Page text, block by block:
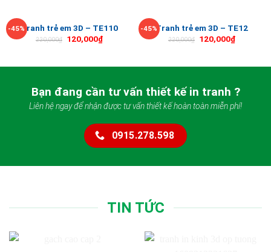
-45%Tranh trẻ em 3D – TE110
220,000₫ 120,000₫
-45%Tranh trẻ em 3D – TE12
220,000₫ 120,000₫
Bạn đang cần tư vấn thiết kế in tranh ?
Liên hệ ngay để nhận được tư vấn thiết kế hoàn toàn miễn phí!
0915.278.598
TIN TỨC